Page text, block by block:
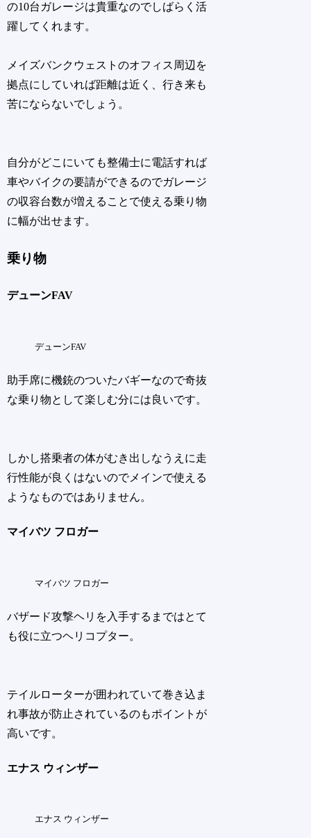
の10台ガレージは貴重なのでしばらく活
躍してくれます。
メイズバンクウェストのオフィス周辺を
拠点にしていれば距離は近く、行き来も
苦にならないでしょう。
自分がどこにいても整備士に電話すれば
車やバイクの要請ができるのでガレージ
の収容台数が増えることで使える乗り物
に幅が出せます。
乗り物
デューンFAV
デューンFAV
助手席に機銃のついたバギーなので奇抜
な乗り物として楽しむ分には良いです。
しかし搭乗者の体がむき出しなうえに走
行性能が良くはないのでメインで使える
ようなものではありません。
マイバツ フロガー
マイバツ フロガー
バザード攻撃ヘリを入手するまではとて
も役に立つヘリコプター。
テイルローターが囲われていて巻き込ま
れ事故が防止されているのもポイントが
高いです。
エナス ウィンザー
エナス ウィンザー